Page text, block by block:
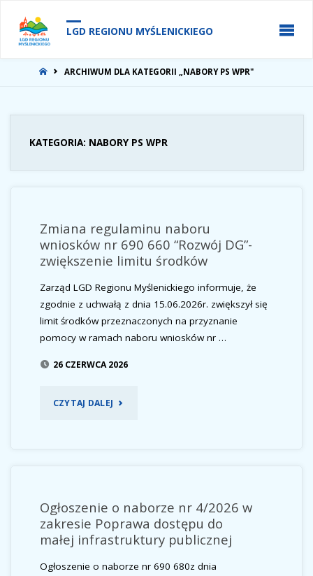
LGD REGIONU MYŚLENICKIEGO
STRONA
ARCHIWUM DLA KATEGORII „NABORY PS WPR"
KATEGORIA: NABORY PS WPR
Zmiana regulaminu naboru
wniosków nr 690 660 “Rozwój DG”-
zwiększenie limitu środków
Zarząd LGD Regionu Myślenickiego informuje, że
zgodnie z uchwałą z dnia 15.06.2026r. zwiększył się
limit środków przeznaczonych na przyznanie
pomocy w ramach naboru wniosków nr …
26 CZERWCA 2026
CZYTAJ DALEJ "ZMIANA
NR
690
660
Ogłoszenie o naborze nr 4/2026 w
zakresie Poprawa dostępu do
małej infrastruktury publicznej
Ogłoszenie o naborze nr 690 680z dnia